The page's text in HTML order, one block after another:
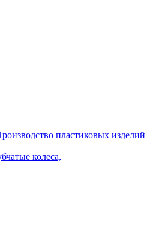
пластиковых изделий
колеса,